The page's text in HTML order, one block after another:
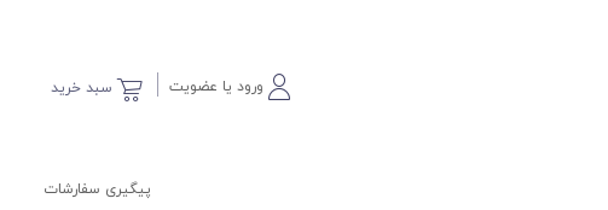
سبد خرید ورود یا عضویت
پیگیری سفارشات